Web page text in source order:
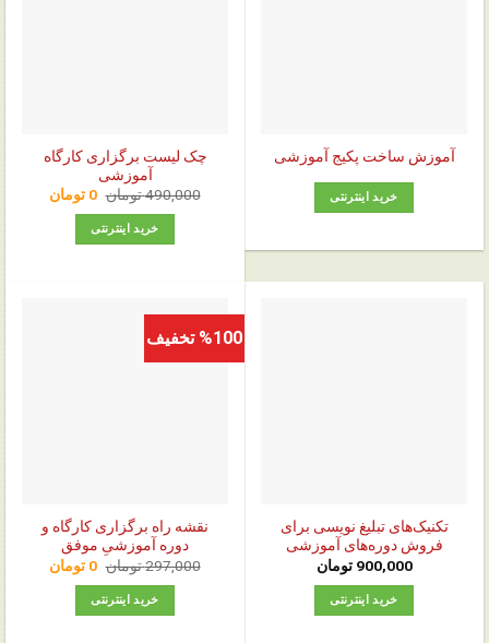
آموزش ساخت پکیج آموزشی
خرید اینترنتی
چک‌ لیست برگزاری کارگاه
آموزشی
490,000تومان قیمت
اصلی:
بود.
0 تومانقیمت
خرید اینترنتی
تکنیک‌های تبلیغ نویسی برای
فروش دوره‌های آموزشی
900,000 تومان
خرید اینترنتی
%100 تخفیف
نقشه راه برگزاری کارگاه و
دوره آموزشیِ موفق
297,000تومان قیمت
اصلی:
بود.
0 تومانقیمت
خرید اینترنتی